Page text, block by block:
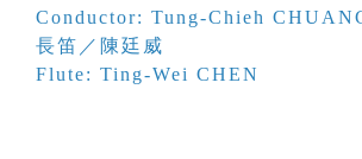
Conductor: Tung-Chieh
長笛／陳廷威
Flute: Ting-Wei CHEN